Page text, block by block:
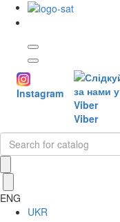
Instagram
Viber
ENG
UKR